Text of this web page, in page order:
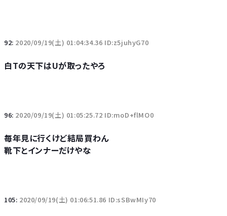
92: 2020/09/19(土) 01:04:34.36 ID:z5juhyG70
白Tの天下はUが取ったやろ
96: 2020/09/19(土) 01:05:25.72 ID:moD+flMO0
毎年見に行くけど結局買わん
靴下とインナーだけやな
105: 2020/09/19(土) 01:06:51.86 ID:sSBwMIy70